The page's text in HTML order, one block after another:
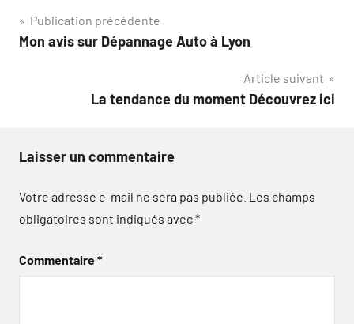
Navigation
de
Publication précédente
Mon avis sur Dépannage Auto à Lyon
Article suivant
La tendance du moment Découvrez ici
Laisser un commentaire
Votre adresse e-mail ne sera pas publiée. Les champs
obligatoires sont indiqués avec*
Commentaire*